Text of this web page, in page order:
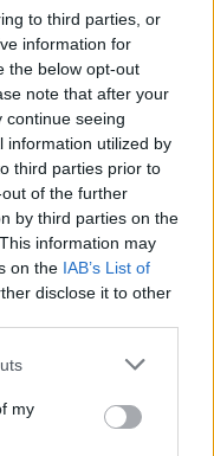
to third parties, or
information for
the below opt-out
note that after your
continue seeing
information utilized by
third parties prior to
of the further
by third parties on the
information may
on the IAB’s List of
disclose it to other
my
estratègic que
turisme i
guanyen força
modistes i gairebé
oportunitat també
Festes Majors